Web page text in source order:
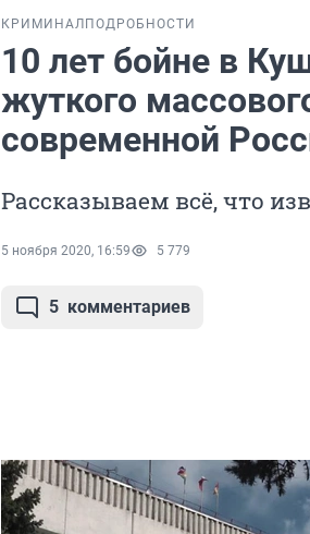
КРИМИНАЛ ПОДРОБНОСТИ
10 лет бойне в
жуткого
современной
Рассказываем всё, что
5 ноября 2020, 16:59 5 779
5 комментариев